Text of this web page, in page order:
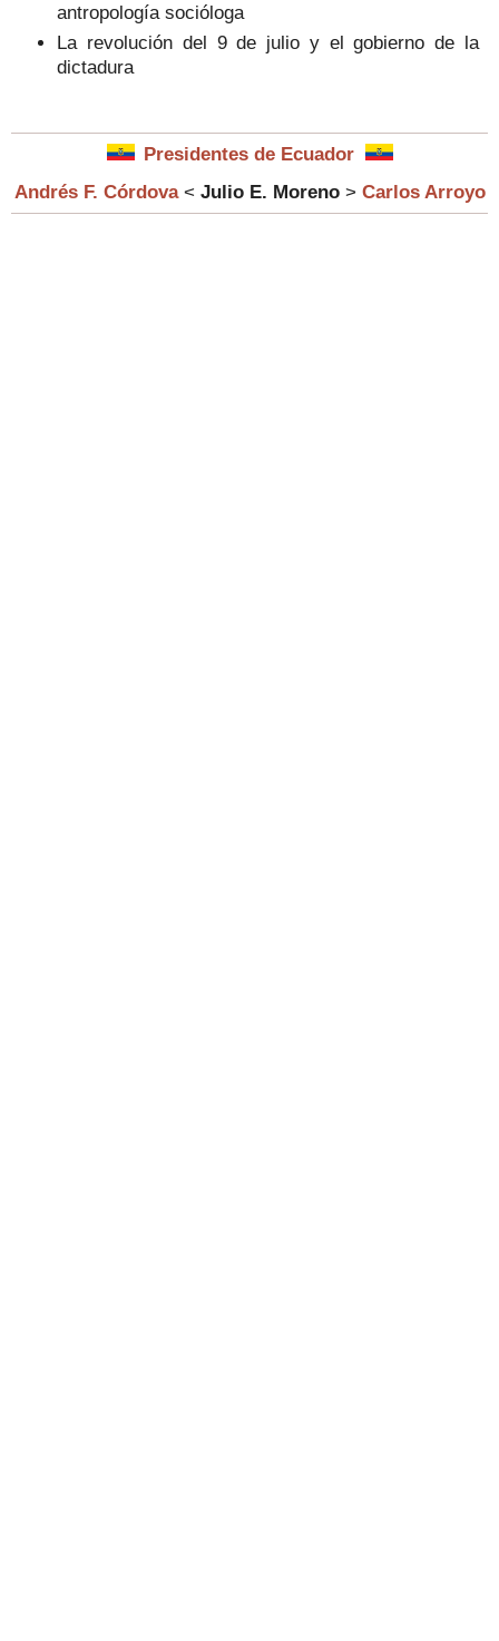
antropología socióloga
La revolución del 9 de julio y el gobierno de la
dictadura
Presidentes de Ecuador
Andrés F. Córdova < Julio E. Moreno > Carlos Arroyo